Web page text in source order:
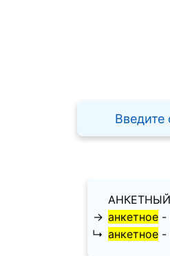
Введите
АНКЕТНЫЙ
→ анкетное -
↳ анкетное -